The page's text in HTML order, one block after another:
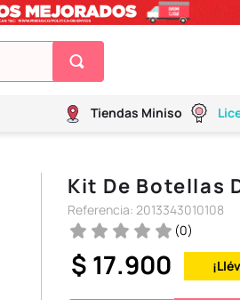
Tiendas Miniso
Kit De Botellas
Referencia: 2013343010108
(0)
$ 17.900